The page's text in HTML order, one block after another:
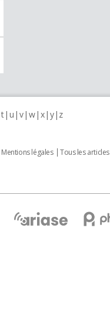
t u v w x y z
Mentions légales Tous les articles